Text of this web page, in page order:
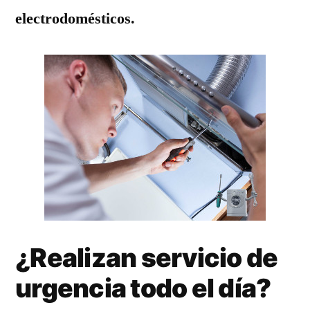
electrodomésticos.
¿Realizan servicio de
urgencia todo el día?